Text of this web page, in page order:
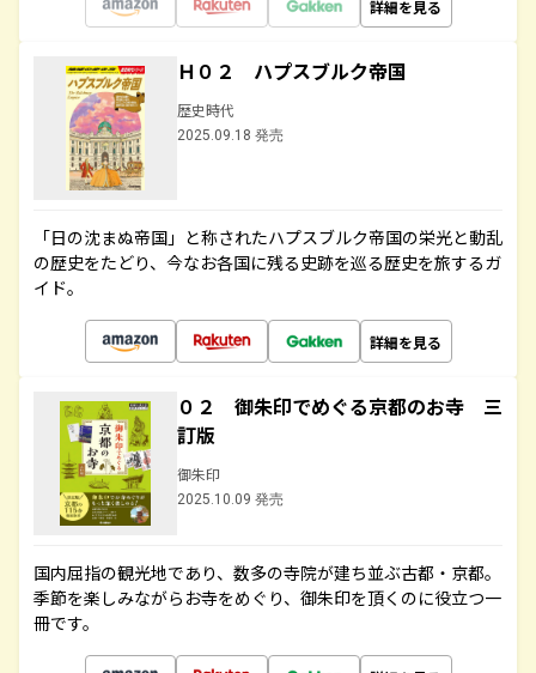
詳細を見る
Ｈ０２ ハプスブルク帝国
歴史時代
2025.09.18 発売
「日の沈まぬ帝国」と称されたハプスブルク帝国の栄光と動乱
の歴史をたどり、今なお各国に残る史跡を巡る歴史を旅するガ
イド。
詳細を見る
０２ 御朱印でめぐる京都のお寺 三
訂版
御朱印
2025.10.09 発売
国内屈指の観光地であり、数多の寺院が建ち並ぶ古都・京都。
季節を楽しみながらお寺をめぐり、御朱印を頂くのに役立つ一
冊です。